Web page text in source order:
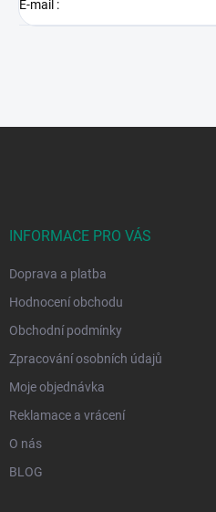
E-mail :
INFORMACE PRO VÁS
Doprava a platba
Hodnocení obchodu
Obchodní podmínky
Zpracování osobních údajů
Moje objednávka
Reklamace a vrácení
O nás
BLOG